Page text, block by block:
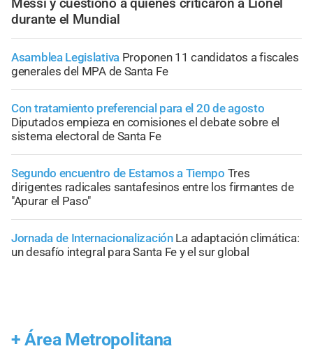
Messi y cuestionó a quienes criticaron a Lionel
durante el Mundial
Asamblea Legislativa Proponen 11 candidatos a fiscales
generales del MPA de Santa Fe
Con tratamiento preferencial para el 20 de agosto
Diputados empieza en comisiones el debate sobre el
sistema electoral de Santa Fe
Segundo encuentro de Estamos a Tiempo Tres
dirigentes radicales santafesinos entre los firmantes de
"Apurar el Paso"
Jornada de Internacionalización La adaptación climática:
un desafío integral para Santa Fe y el sur global
+ Área Metropolitana